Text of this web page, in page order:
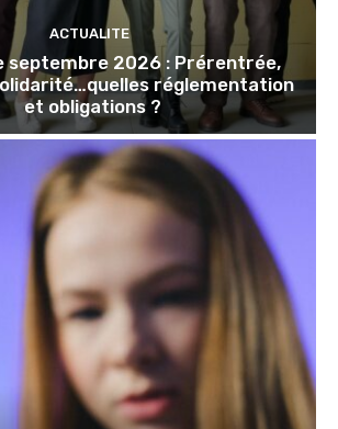
ACTUALITE
septembre 2026 : Prérentrée,
réglementation
et obligations ?